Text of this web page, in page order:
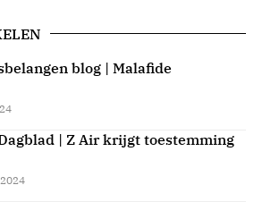
blog | Malafide
| Z Air krijgt toestemming